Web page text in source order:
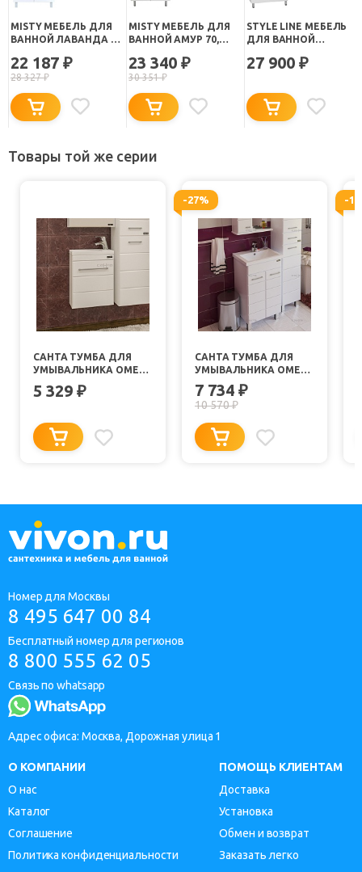
MISTY МЕБЕЛЬ ДЛЯ
ВАННОЙ ЛАВАНДА 70
22 187 ₽
28 327₽
MISTY МЕБЕЛЬ ДЛЯ
ВАННОЙ АМУР 70,
23 340 ₽
30 351₽
STYLE LINE МЕБЕЛЬ
ДЛЯ ВАННОЙ
27 900 ₽
Товары той же серии
САНТА ТУМБА ДЛЯ
УМЫВАЛЬНИКА ОМЕГА
40 COMO ПОДВЕСНАЯ
5 329 ₽
-27%
САНТА ТУМБА ДЛЯ
УМЫВАЛЬНИКА ОМЕГА
50 НАПОЛЬНАЯ
7 734 ₽
10 570₽
-
Номер для Москвы
8 495 647 00 84
Бесплатный номер для регионов
8 800 555 62 05
Связь по whatsapp
Адрес офиса: Москва, Дорожная улица 1
О КОМПАНИИ
О нас
Каталог
Соглашение
Политика конфиденциальности
ПОМОЩЬ КЛИЕНТАМ
Доставка
Установка
Обмен и возврат
Заказать легко